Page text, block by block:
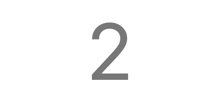
2